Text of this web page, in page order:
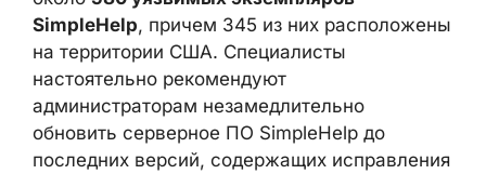
SimpleHelp, причем 345 из них расположены
на территории США. Специалисты
настоятельно рекомендуют
администраторам незамедлительно
обновить серверное ПО SimpleHelp до
последних версий, содержащих исправления